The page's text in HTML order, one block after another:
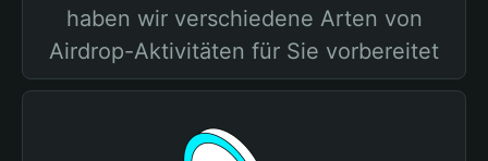
haben wir verschiedene Arten von
Airdrop-Aktivitäten für Sie vorbereitet